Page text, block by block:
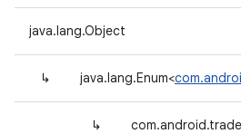
java.lang.Object
↳ java.lang.Enum<
↳